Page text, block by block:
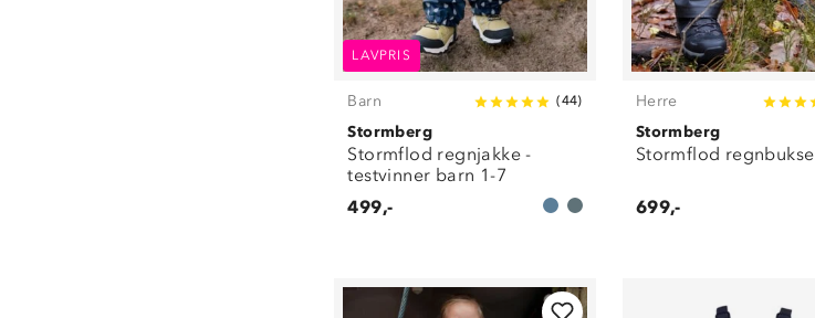
LAVPRIS
Barn (44)
Stormberg
Stormflod regnjakke -
testvinner barn 1-7
499,-
Herre
Stormberg
Stormflod regnbukse
699,-